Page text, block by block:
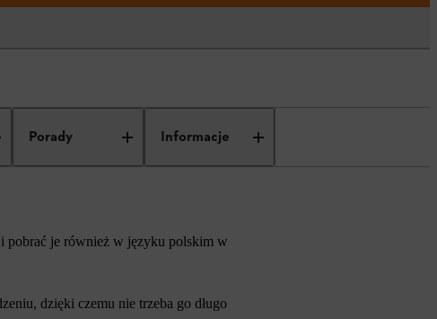
Porady Informacje
pobrać je również w języku polskim w
dzięki czemu nie trzeba go długo